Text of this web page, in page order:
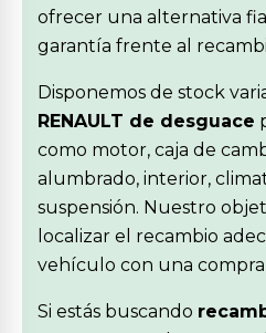
ofrecer una alternativa
garantía frente al
Disponemos de stock
RENAULT de desguace
como motor, caja de
alumbrado, interior,
suspensión. Nuestro
localizar el recambio
vehículo con una compra
Si estás buscando